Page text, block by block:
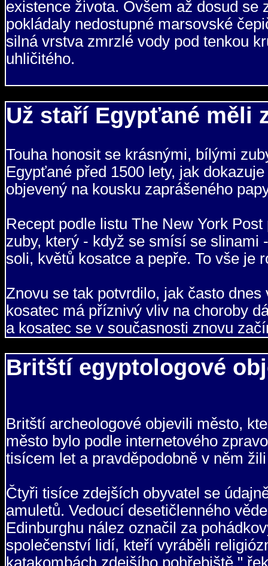
existence života. Ovšem až dosud se
pokládaly nedostupné marsovské
silná vrstva zmrzlé vody pod tenkou
uhličitého.
Už staří Egypťané měli
Touha honosit se krásnými, bílými
Egypťané před 1500 lety, jak
objevený na kousku zaprášeného
Recept podle listu The New York
zuby, který - když se smísí se slinami
soli, květů kosatce a pepře. To vše je
Znovu se tak potvrdilo, jak často
kosatec má příznivý vliv na choroby
a kosatec se v současnosti znovu
Britští egyptologové
Britští archeologové objevili město,
město bylo podle internetového
tisícem let a pravděpodobně v něm
Čtyři tisíce zdejších obyvatel se
amuletů. Vedoucí desetičlenného
Edinburghu nález označil za
společenství lidí, kteří vyráběli
katakombách zdejšího pohřebiště,"